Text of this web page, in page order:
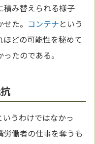
積み替えられる様子
た。 コンテナという
ほどの可能性を秘めて
たのである。
うわけではなかっ
労働者の仕事を奪うも